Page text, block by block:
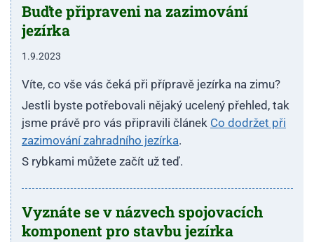
Buďte připraveni na zazimování
jezírka
1.9.2023
Víte, co vše vás čeká při přípravě jezírka na zimu?
Jestli byste potřebovali nějaký ucelený přehled, tak
jsme právě pro vás připravili článek Co dodržet při
zazimování zahradního jezírka.
S rybkami můžete začít už teď.
Vyznáte se v názvech spojovacích
komponent pro stavbu jezírka